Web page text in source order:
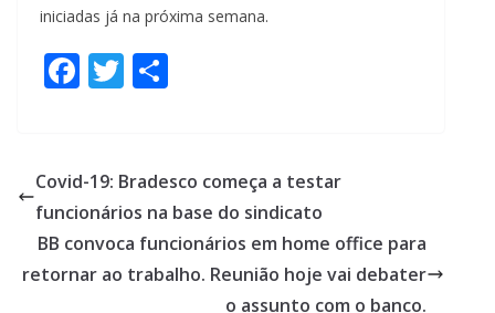
iniciadas já na próxima semana.
F
b
o
o
k
T
er e
Covid-19: Bradesco começa a testar
funcionários na base do sindicato
BB convoca funcionários em home office para
retornar ao trabalho. Reunião hoje vai debater
o assunto com o banco.